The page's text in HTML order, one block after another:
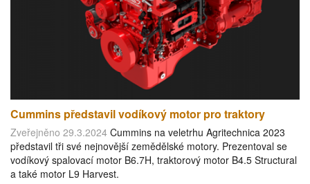
Cummins představil vodíkový motor pro traktory
Zveřejněno 29.3.2024 Cummins na veletrhu Agritechnica 2023
představil tři své nejnovější zemědělské motory. Prezentoval se
vodíkový spalovací motor B6.7H, traktorový motor B4.5 Structural
a také motor L9 Harvest.